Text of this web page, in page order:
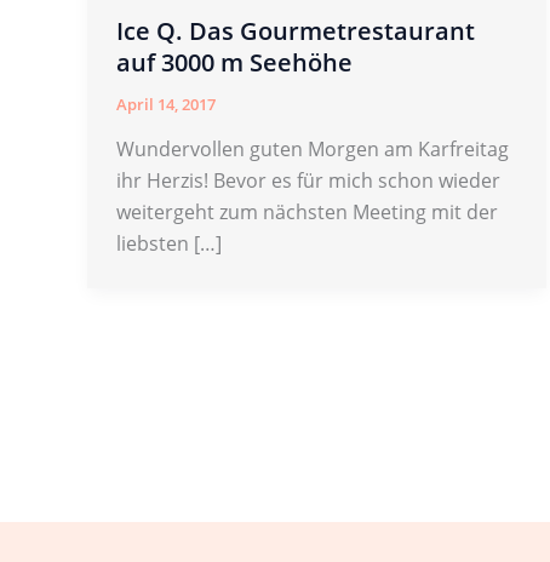
Ice Q. Das Gourmetrestaurant
auf 3000 m Seehöhe
April 14, 2017
Wundervollen guten Morgen am Karfreitag
ihr Herzis! Bevor es für mich schon wieder
weitergeht zum nächsten Meeting mit der
liebsten […]